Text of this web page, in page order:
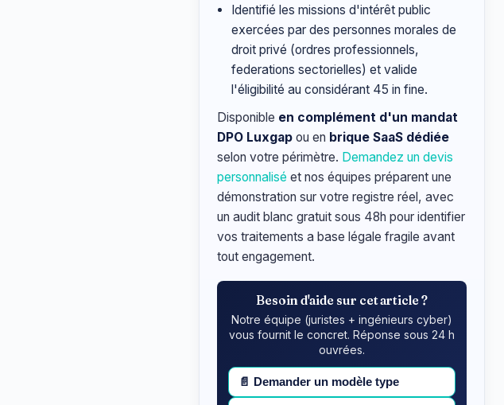
Identifié les missions d'intérêt public
exercées par des personnes morales de
droit privé (ordres professionnels,
federations sectorielles) et valide
l'éligibilité au considérant 45 in fine.
Disponible en complément d'un mandat
DPO Luxgap ou en brique SaaS dédiée
selon votre périmètre. Demandez un devis
personnalisé et nos équipes préparent une
démonstration sur votre registre réel, avec
un audit blanc gratuit sous 48h pour identifier
vos traitements a base légale fragile avant
tout engagement.
Besoin d'aide sur cet article ?
Notre équipe (juristes + ingénieurs cyber)
vous fournit le concret. Réponse sous 24 h
ouvrées.
📄 Demander un modèle type